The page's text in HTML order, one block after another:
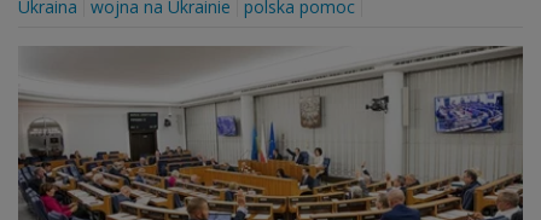
Ukraina
wojna na Ukrainie polska pomoc